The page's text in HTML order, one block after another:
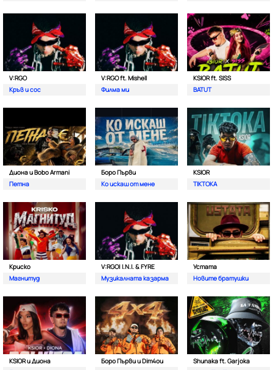
V:RGO
Кръв и сос
V:RGO ft. Mishell
Филма ми
KSIOR ft. SISS
BATUT
Диона и Bobo Armani
Петна
Боро Първи
Ко искаш от мене
KSIOR
TIKTOKA
Криско
Магнитуд
V:RGO| I.N.I. & FYRE
Музикалната казарма
Устата
Новите братушки
KSIOR и Диона
Боро Първи и Dim4ou
Shunaka ft. Garjoka